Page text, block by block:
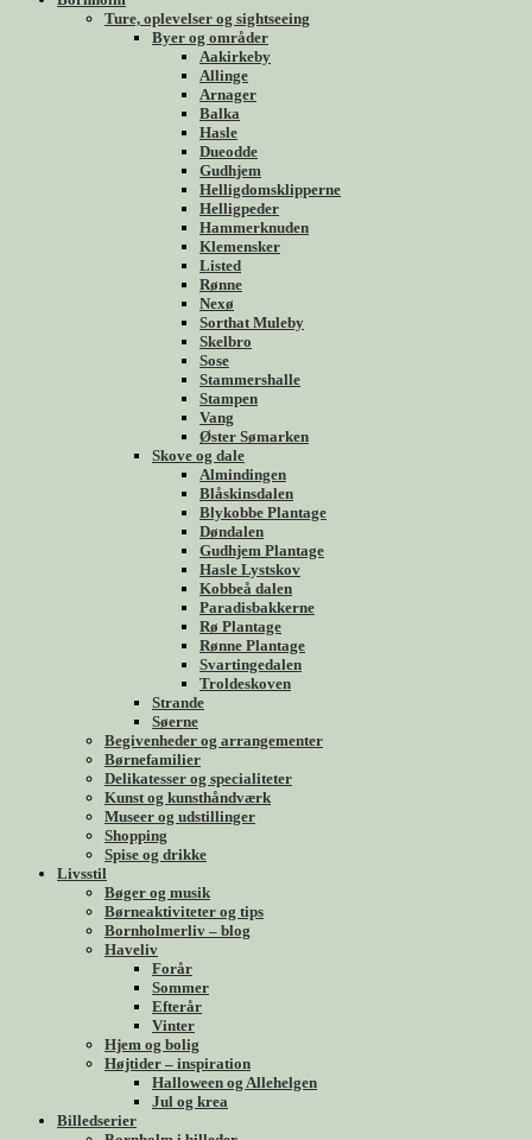
Ture, oplevelser og sightseeing
Byer og områder
Aakirkeby
Allinge
Arnager
Balka
Hasle
Dueodde
Gudhjem
Helligdomsklipperne
Helligpeder
Hammerknuden
Klemensker
Listed
Rønne
Nexø
Sorthat Muleby
Skelbro
Sose
Stammershalle
Stampen
Vang
Øster Sømarken
Skove og dale
Almindingen
Blåskinsdalen
Blykobbe Plantage
Døndalen
Gudhjem Plantage
Hasle Lystskov
Kobbeå dalen
Paradisbakkerne
Rø Plantage
Rønne Plantage
Svartingedalen
Troldeskoven
Strande
Søerne
Begivenheder og arrangementer
Børnefamilier
Delikatesser og specialiteter
Kunst og kunsthåndværk
Museer og udstillinger
Shopping
Spise og drikke
Livsstil
Bøger og musik
Børneaktiviteter og tips
Bornholmerliv – blog
Haveliv
Forår
Sommer
Efterår
Vinter
Hjem og bolig
Højtider – inspiration
Halloween og Allehelgen
Jul og krea
Billedserier